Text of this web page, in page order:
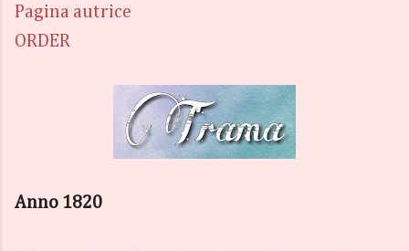
Pagina autrice
ORDER
Anno 1820